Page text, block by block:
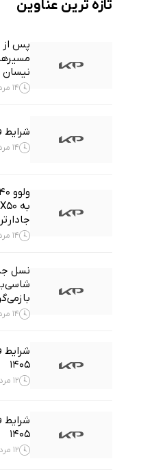
تازه ترین عناوین
پس از
نیسان
14 مرداد 1405
شرایط
14 مرداد 1405
14 مرداد 1405
14 مرداد 1405
شرایط
1405
12 مرداد 1405
شرایط
1405
12 مرداد 1405